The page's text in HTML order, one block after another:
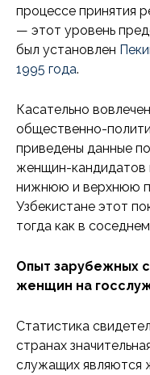
процессе принятия
— этот уровень
был установлен
1995 года.
Касательно
общественно-
приведены данные
женщин-кандидатов
нижнюю и верхнюю
Узбекистане этот
тогда как в
Опыт зарубежных
женщин на
Статистика
странах
служащих являются